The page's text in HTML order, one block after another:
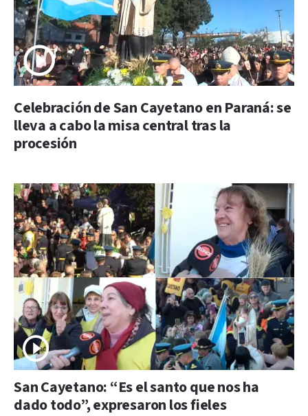
Celebración de San Cayetano en Paraná: se
lleva a cabo la misa central tras la
procesión
San Cayetano: “Es el santo que nos ha
dado todo”, expresaron los fieles